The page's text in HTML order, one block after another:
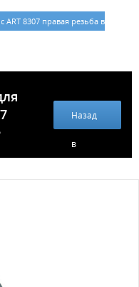
8307 правая резьба в
Назад
в